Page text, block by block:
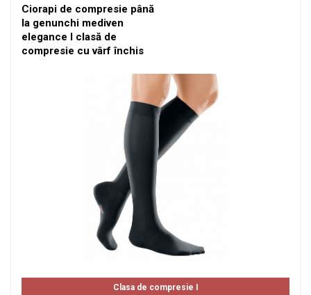
Ciorapi de compresie până
la genunchi mediven
elegance I clasă de
compresie cu vârf închis
Clasa de compresie I